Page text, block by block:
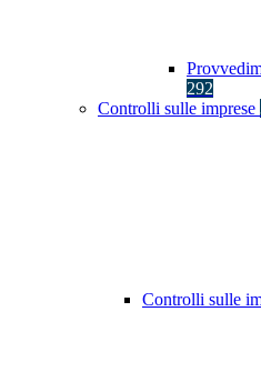
292
Controlli sulle imprese
Controlli sulle